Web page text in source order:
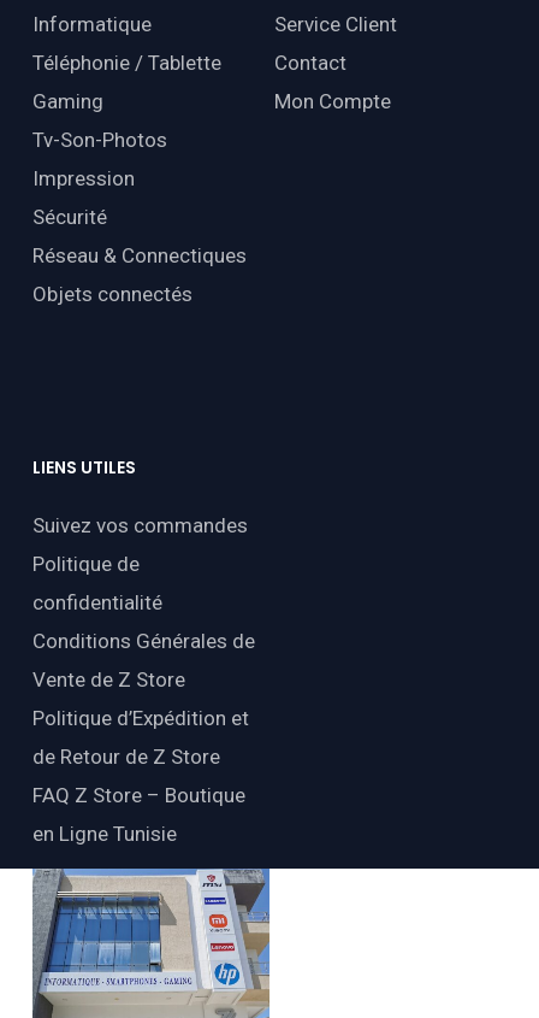
Informatique
Téléphonie / Tablette
Gaming
Tv-Son-Photos
Impression
Sécurité
Réseau & Connectiques
Objets connectés
Service Client
Contact
Mon Compte
LIENS UTILES
Suivez vos commandes
Politique de
confidentialité
Conditions Générales de
Vente de Z Store
Politique d’Expédition et
de Retour de Z Store
FAQ Z Store – Boutique
en Ligne Tunisie